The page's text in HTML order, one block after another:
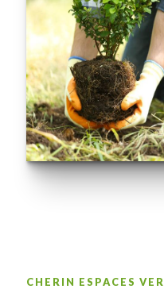
CHERIN ESPACES